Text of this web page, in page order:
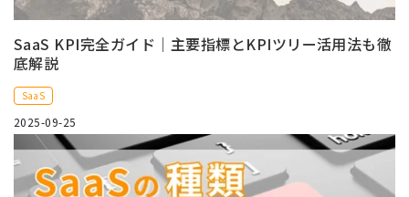
SaaS KPI完全ガイド｜主要指標とKPIツリー活用法も徹
底解説
SaaS
2025-09-25